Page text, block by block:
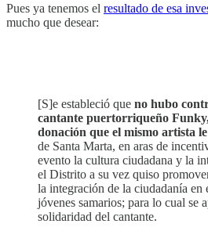
Pues ya tenemos el resultado de esa
mucho que desear:
[S]e estableció que no hubo
cantante puertorriqueño
donación que el mismo artista
de Santa Marta, en aras de
evento la cultura ciudadana y la
el Distrito a su vez quiso
la integración de la ciudadanía en
jóvenes samarios; para lo cual se
solidaridad del cantante.